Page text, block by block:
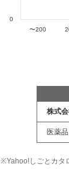
株式
医薬
※Yahoo!しごとカタ